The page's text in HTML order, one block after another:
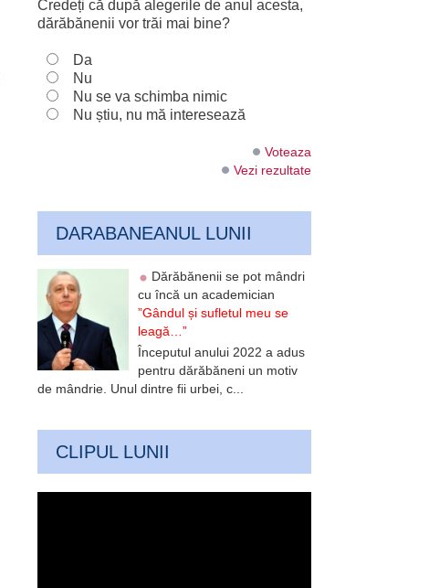
Credeți că după alegerile de anul acesta,
dărăbănenii vor trăi mai bine?
Da
Nu
Nu se va schimba nimic
Nu știu, nu mă interesează
Voteaza
Vezi rezultate
DARABANEANUL LUNII
Dărăbănenii se pot mândri
cu încă un academician
”Gândul și sufletul meu se
leagă…”
Începutul anului 2022 a adus
pentru dărăbăneni un motiv
de mândrie. Unul dintre fii urbei, c...
CLIPUL LUNII